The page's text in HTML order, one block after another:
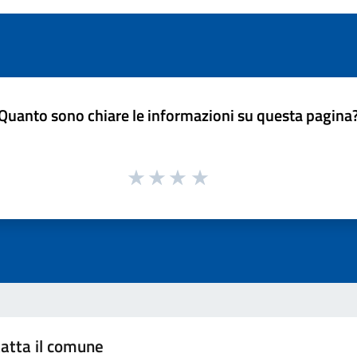
sono chiare le informazioni su questa
il comune